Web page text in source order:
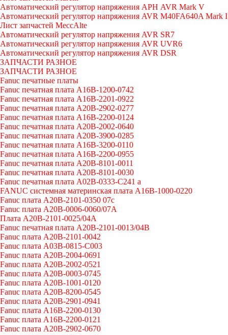
Автоматический регулятор напряжения АРН AVR Mark V
Автоматический регулятор напряжения AVR M40FA640A Mark I
Лист запчастей MeccAlte
Автоматический регулятор напряжения AVR SR7
Автоматический регулятор напряжения AVR UVR6
Автоматический регулятор напряжения AVR DSR
ЗАПЧАСТИ РАЗНОЕ
ЗАПЧАСТИ РАЗНОЕ
Fanuc печатные платы
Fanuc печатная плата A16B-1200-0742
Fanuc печатная плата A16B-2201-0922
Fanuc печатная плата A20B-2902-0277
Fanuc печатная плата A16B-2200-0124
Fanuc печатная плата A20B-2002-0640
Fanuc печатная плата A20B-3900-0285
Fanuc печатная плата A16B-3200-0110
Fanuc печатная плата A16B-2200-0955
Fanuc печатная плата A20B-8101-0011
Fanuc печатная плата A20B-8101-0030
Fanuc печатная плата A02B-0333-C241 a
FANUC системная материнская плата A16B-1000-0220
Fanuc плата A20B-2101-0350 07c
Fanuc плата A20B-0006-0060/07A
Плата A20B-2101-0025/04A
Fanuc печатная плата A20B-2101-0013/04B
Fanuc плата A20B-2101-0042
Fanuc плата A03B-0815-C003
Fanuc плата A20B-2004-0691
Fanuc плата A20B-2002-0521
Fanuc плата A20B-0003-0745
Fanuc плата A20B-1001-0120
Fanuc плата A20B-8200-0545
Fanuc плата A20B-2901-0941
Fanuc плата A16B-2200-0130
Fanuc плата A16B-2200-0121
Fanuc плата A20B-2902-0670